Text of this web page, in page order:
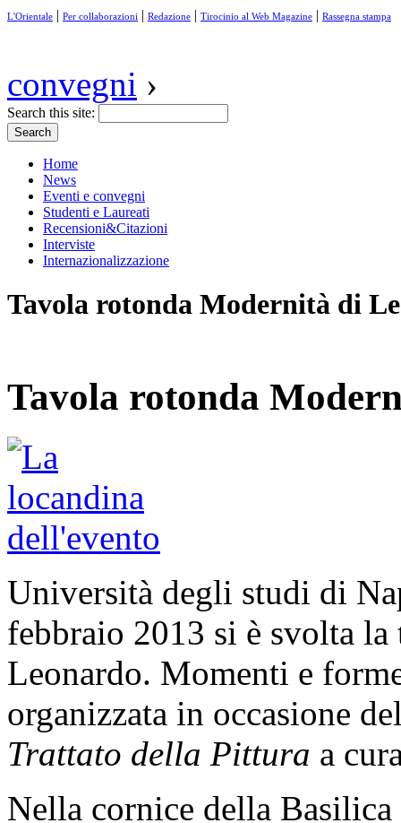
L'Orientale | Per collaborazioni | Redazione | Tirocinio al Web Magazine | Rassegna stampa
convegni ›
Search this site:
Home
News
Eventi e convegni
Studenti e Laureati
Recensioni&Citazioni
Interviste
Internazionalizzazione
Tavola rotonda Modernità di
Tavola rotonda
Università degli studi di
febbraio 2013 si è svolta
Leonardo. Momenti e
organizzata in occasione
Trattato della Pittura a
Nella cornice della